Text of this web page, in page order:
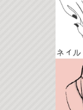
Dr.タ
スア
時間：